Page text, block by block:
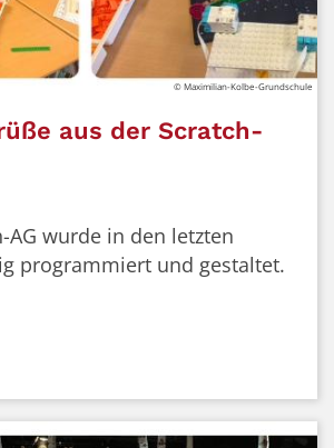
© Maximilian-Kolbe-Grundschule
aus der Scratch-
AG wurde in den letzten
programmiert und gestaltet.